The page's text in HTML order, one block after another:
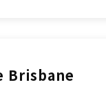
Brisbane